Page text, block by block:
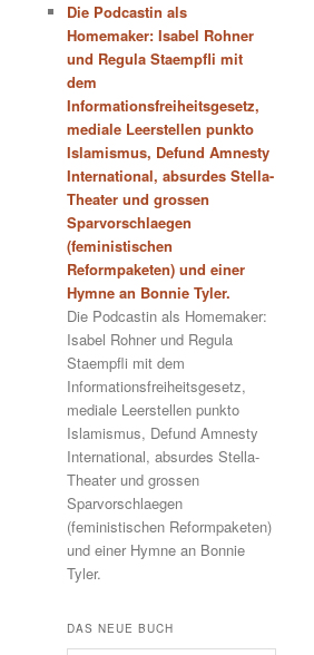
Die Podcastin als
Homemaker: Isabel Rohner
und Regula Staempfli mit
dem
Informationsfreiheitsgesetz,
mediale Leerstellen punkto
Islamismus, Defund Amnesty
International, absurdes Stella-
Theater und grossen
Sparvorschlaegen
(feministischen
Reformpaketen) und einer
Hymne an Bonnie Tyler.
Die Podcastin als Homemaker:
Isabel Rohner und Regula
Staempfli mit dem
Informationsfreiheitsgesetz,
mediale Leerstellen punkto
Islamismus, Defund Amnesty
International, absurdes Stella-
Theater und grossen
Sparvorschlaegen
(feministischen Reformpaketen)
und einer Hymne an Bonnie
Tyler.
DAS NEUE BUCH